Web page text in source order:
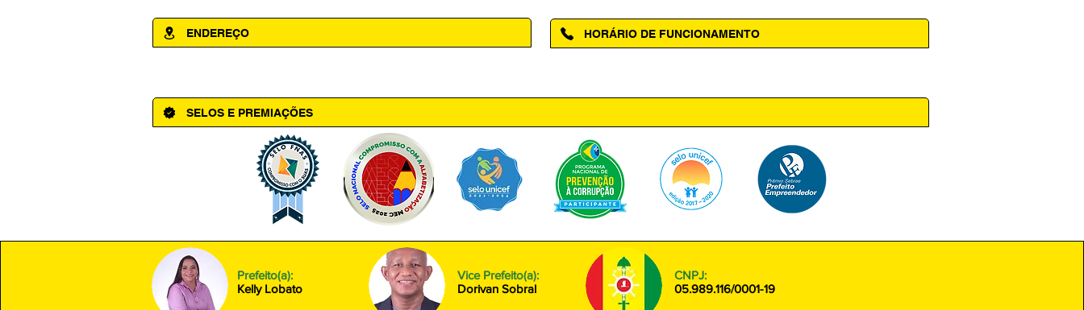
ENDEREÇO HORÁRIO DE FUNCIONAMENTO
SELOS E PREMIAÇÕES
Prefeito(a):
Kelly Lobato
Vice Prefeito(a):
Dorivan Sobral
CNPJ:
05.989.116/0001-19